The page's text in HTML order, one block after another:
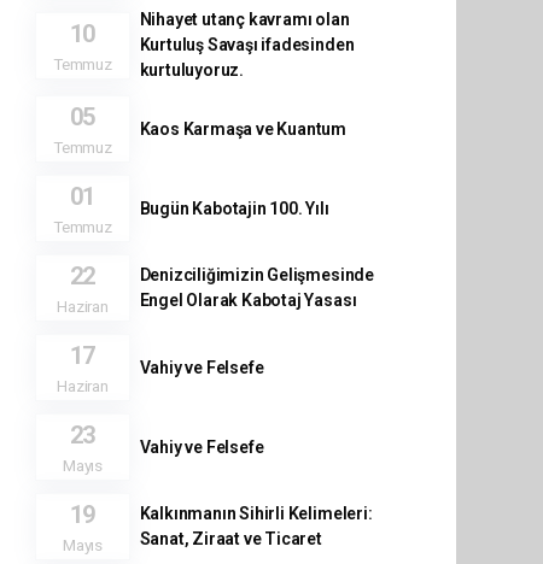
10
Temmuz
Nihayet utanç kavramı olan
Kurtuluş Savaşı ifadesinden
kurtuluyoruz.
05
Temmuz
Kaos Karmaşa ve Kuantum
01
Temmuz
Bugün Kabotajin 100. Yılı
22
Haziran
Denizciliğimizin Gelişmesinde
Engel Olarak Kabotaj Yasası
17
Haziran
Vahiy ve Felsefe
23
Mayıs
Vahiy ve Felsefe
19
Mayıs
Kalkınmanın Sihirli Kelimeleri:
Sanat, Ziraat ve Ticaret